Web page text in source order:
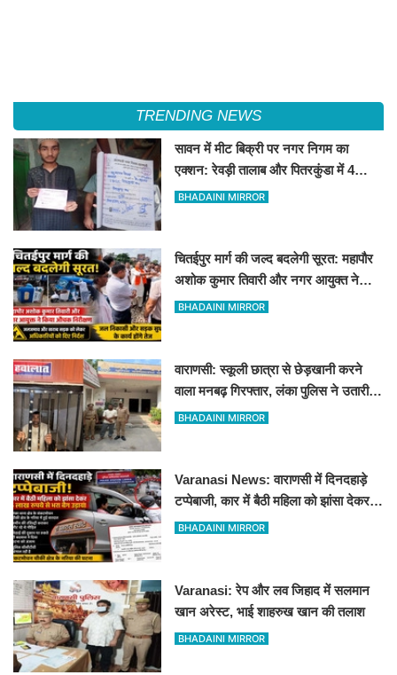
TRENDING NEWS
सावन में मीट बिक्री पर नगर निगम का
एक्शन: रेवड़ी तालाब और पितरकुंडा में 4
दुकानों पर गिरी गाज
BHADAINI MIRROR
चितईपुर मार्ग की जल्द बदलेगी सूरत: महापौर
अशोक कुमार तिवारी और नगर आयुक्त ने
किया औचक निरीक्षण
BHADAINI MIRROR
वाराणसी: स्कूली छात्रा से छेड़खानी करने
वाला मनबढ़ गिरफ्तार, लंका पुलिस ने उतारी
हीरोपंती
BHADAINI MIRROR
Varanasi News: वाराणसी में दिनदहाड़े
टप्पेबाजी, कार में बैठी महिला को झांसा देकर 5
लाख रुपये से भरा बैग उड़ाया
BHADAINI MIRROR
Varanasi: रेप और लव जिहाद में सलमान
खान अरेस्ट, भाई शाहरुख खान की तलाश
BHADAINI MIRROR